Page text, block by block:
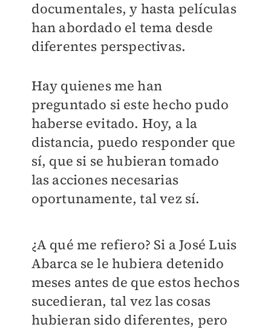
documentales, y hasta películas
han abordado el tema desde
diferentes perspectivas.
Hay quienes me han
preguntado si este hecho pudo
haberse evitado. Hoy, a la
distancia, puedo responder que
sí, que si se hubieran tomado
las acciones necesarias
oportunamente, tal vez sí.
¿A qué me refiero? Si a José Luis
Abarca se le hubiera detenido
meses antes de que estos hechos
sucedieran, tal vez las cosas
hubieran sido diferentes, pero